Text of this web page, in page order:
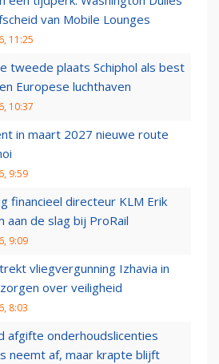
van Mobile Lounges
11:25
tweede plaats Schiphol als best
Europese luchthaven
10:37
in maart 2027 nieuwe route
9:59
financieel directeur KLM Erik
aan de slag bij ProRail
9:09
vliegvergunning Izhavia in
over veiligheid
8:03
afgifte onderhoudslicenties
neemt af, maar krapte blijft